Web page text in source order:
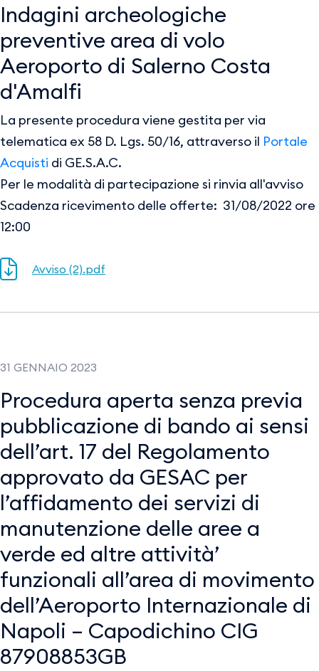
Indagini archeologiche
preventive area di volo
Aeroporto di Salerno Costa
d'Amalfi
La presente procedura viene gestita per via
telematica ex 58 D. Lgs. 50/16, attraverso il Portale
Acquisti di GE.S.A.C.
Per le modalità di partecipazione si rinvia all'avviso
Scadenza ricevimento delle offerte: 31/08/2022 ore
12:00
Avviso (2).pdf
31 GENNAIO 2023
Procedura aperta senza previa
pubblicazione di bando ai sensi
dell’art. 17 del Regolamento
approvato da GESAC per
l’affidamento dei servizi di
manutenzione delle aree a
verde ed altre attività’
funzionali all’area di movimento
dell’Aeroporto Internazionale di
Napoli – Capodichino CIG
87908853GB